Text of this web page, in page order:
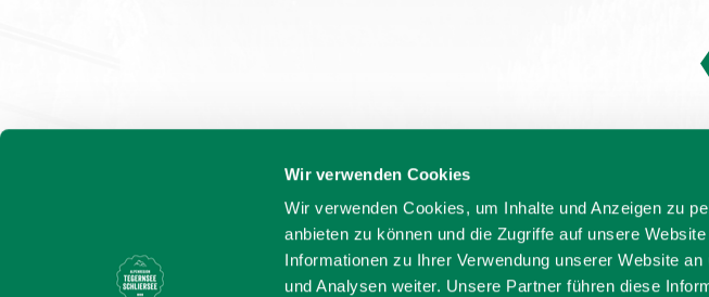
Wir verwenden Cookies
Wir verwenden Cookies, um Inhalte und Anzeigen zu
anbieten zu können und die Zugriffe auf unsere
Informationen zu Ihrer Verwendung unserer Website
und Analysen weiter. Unsere Partner führen diese